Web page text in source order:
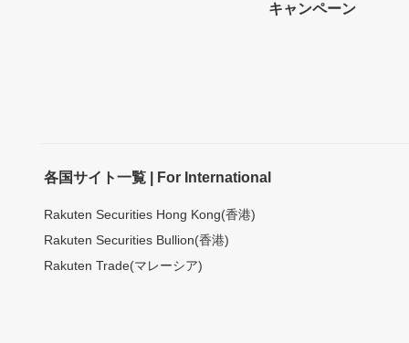
キャンペーン
各国サイト一覧 | For International
Rakuten Securities Hong Kong(香港)
Rakuten Securities Bullion(香港)
Rakuten Trade(マレーシア)